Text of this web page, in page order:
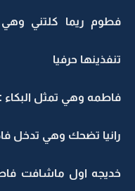
فطوم ريما كلتني وهي
تنفذينها حرفيا
فاطمه وهي تمثل البكاء
رانيا تضحك وهي تدخل
خديجه اول ماشافت